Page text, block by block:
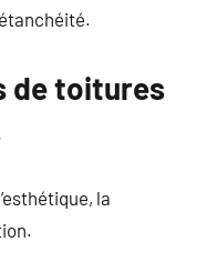
de toitures
la